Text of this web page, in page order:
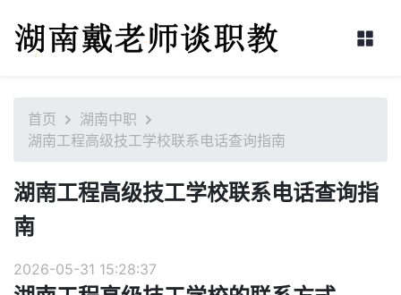
首页
湖南中职
湖南工程高级技工学校联系电话查询指南
湖南工程高级技工学校联系电话查询指
南
2026-05-31 15:28:37